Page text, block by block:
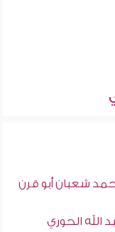
شعبان أبو قرن
الله الحوري